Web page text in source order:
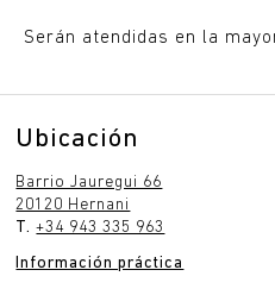
Serán atendidas en la
Ubicación
Barrio Jauregui 66
20120 Hernani
T.+34 943 335 963
Información práctica